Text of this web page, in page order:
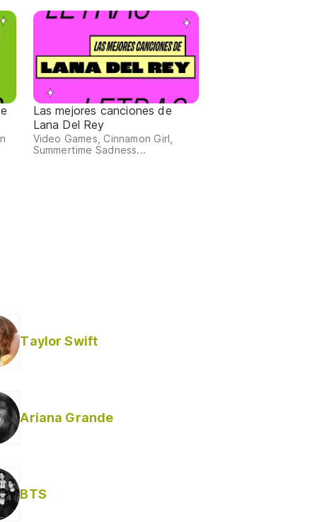
Las mejores canciones de
Lana Del Rey
Video Games, Cinnamon Girl,
Summertime Sadness...
Taylor Swift
Ariana Grande
BTS